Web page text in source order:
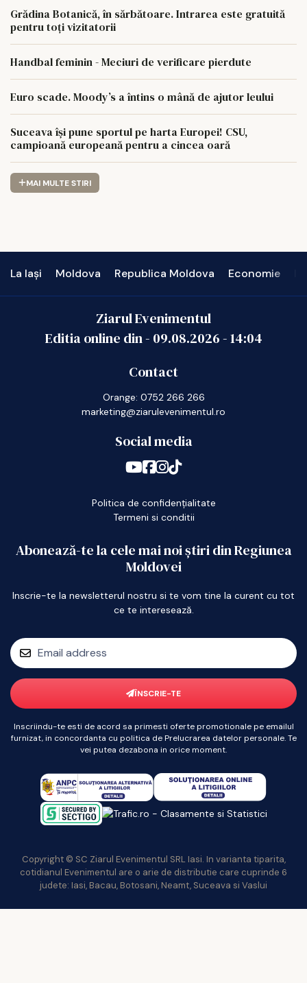
Grădina Botanică, în sărbătoare. Intrarea este gratuită
pentru toți vizitatorii
Handbal feminin - Meciuri de verificare pierdute
Euro scade. Moody’s a întins o mână de ajutor leului
Suceava își pune sportul pe harta Europei! CSU,
campioană europeană pentru a cincea oară
MAI MULTE STIRI
La Iași Moldova Republica Moldova Economie
Ziarul Evenimentul
Editia online din - 09.08.2026-14:04
Contact
Orange: 0752 266 266
marketing@ziarulevenimentul.ro
Social media
Politica de confidențialitate
Termeni si conditii
Abonează-te la cele mai noi știri din Regiunea
Moldovei
Inscrie-te la newsletterul nostru si te vom tine la curent cu tot
ce te interesează.
ÎNSCRIE-TE
Inscriindu-te esti de acord sa primesti oferte promotionale pe emailul
furnizat, in concordanta cu politica de Prelucrarea datelor personale. Te
vei putea dezabona in orice moment.
Copyright © SC Ziarul Evenimentul SRL Iasi. In varianta tiparita,
cotidianul Evenimentul are o arie de distributie care cuprinde 6
judete: Iasi, Bacau, Botosani, Neamt, Suceava si Vaslui